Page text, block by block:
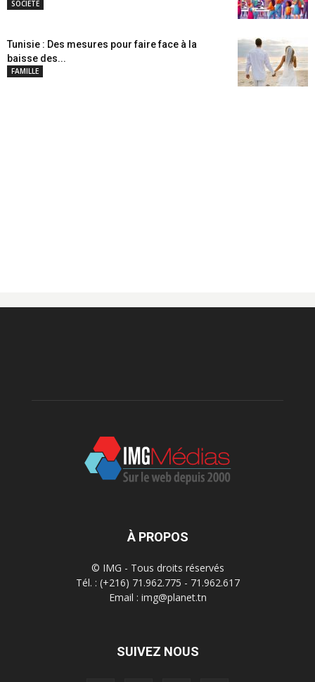
SOCIETE
Tunisie : Des mesures pour faire face à la
baisse des...
FAMILLE
À PROPOS
© IMG - Tous droits réservés
Tél. : (+216) 71.962.775 - 71.962.617
Email : img@planet.tn
SUIVEZ NOUS